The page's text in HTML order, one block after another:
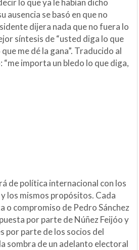
lo que ya le habían dicho
ausencia se basó en que no
dijera nada que no fuera lo
síntesis de “usted diga lo que
me dé la gana”. Traducido al
importa un bledo lo que diga,
de política internacional con los
los mismos propósitos. Cada
o compromiso de Pedro Sánchez
por parte de Núñez Feijóo y
por parte de los socios del
sombra de un adelanto electoral